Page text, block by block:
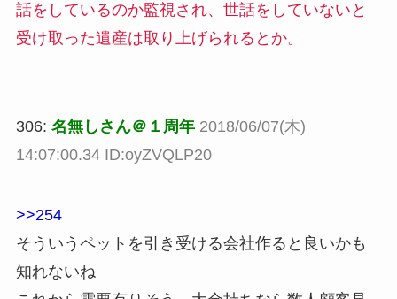
話をしているのか監視され、世話をしていないと
受け取った遺産は取り上げられるとか。
306: 名無しさん＠１周年 2018/06/07(木)
14:07:00.34 ID:oyZVQLP20
>>254
そういうペットを引き受ける会社作ると良いかも
知れないね